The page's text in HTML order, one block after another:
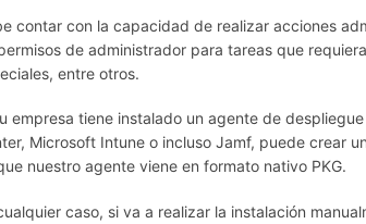
contar con la capacidad de realizar acciones
de administrador para tareas que
entre otros.
empresa tiene instalado un agente de
Microsoft Intune o incluso Jamf, puede crear
nuestro agente viene en formato nativo PKG.
caso, si va a realizar la instalación